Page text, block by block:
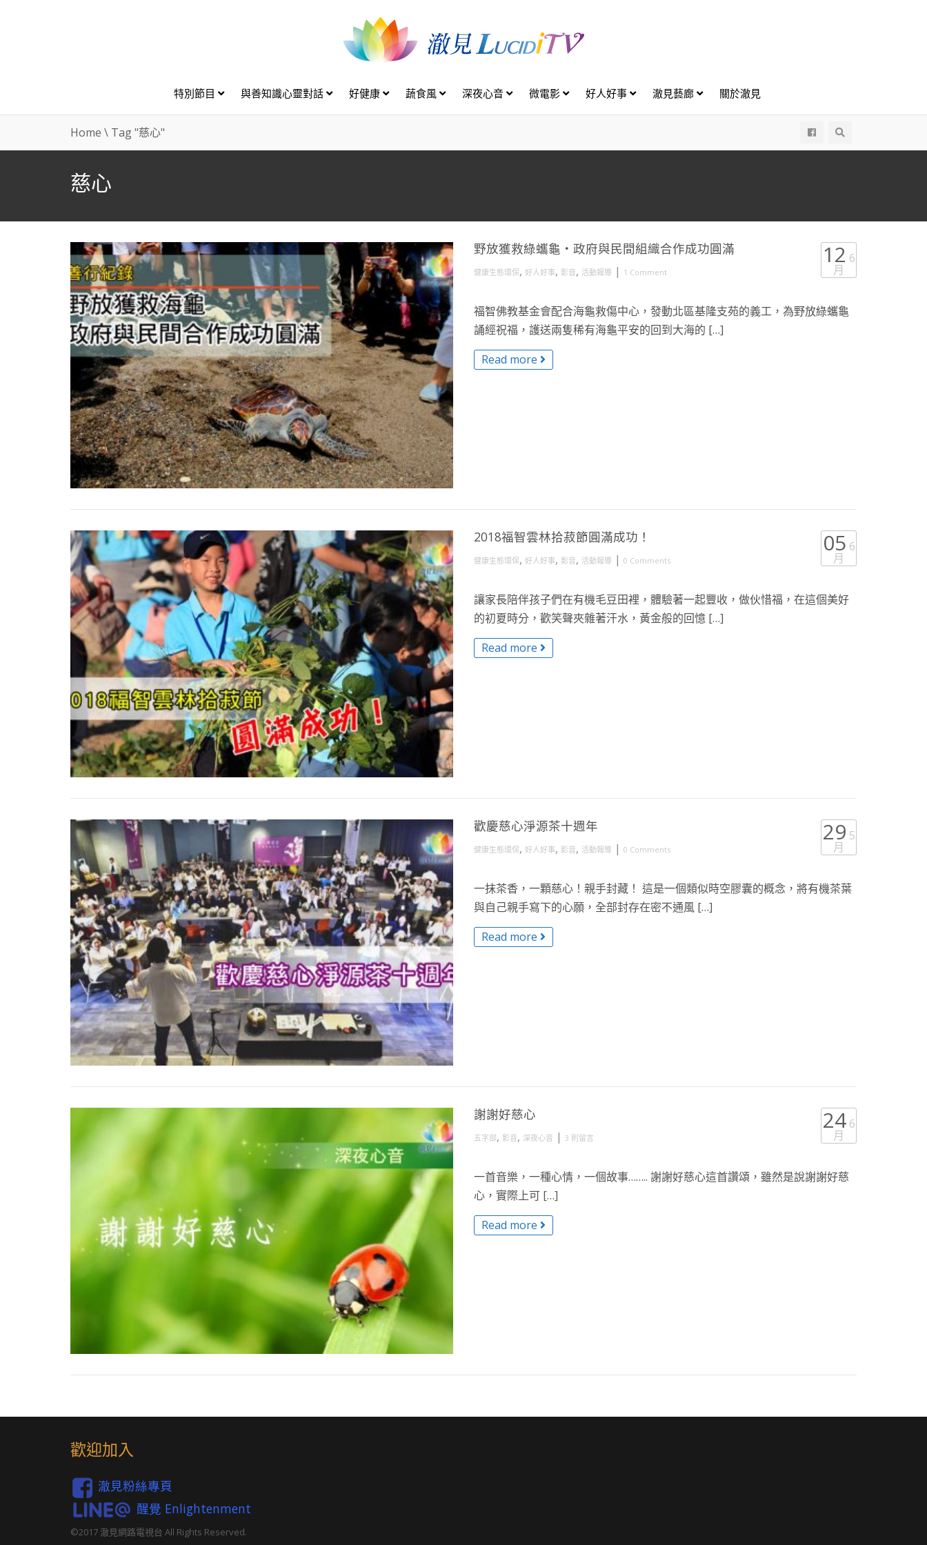
特別節目 與善知識心靈對話 好健康 蔬食風 深夜心音 微電影 好人好事 澈見藝廊 關於澈見
Home \ Tag "慈心"
慈心
野放獲救綠蠵龜・政府與民間組織合作成功圓滿
健康生態環保, 好人好事, 影音, 活動報導 | 1 Comment
12 6
月
福智佛教基金會配合海龜救傷中心，發動北區基隆支苑的義工，為野放綠蠵龜
誦經祝福，護送兩隻稀有海龜平安的回到大海的 […]
Read more
2018福智雲林拾菽節圓滿成功！
健康生態環保, 好人好事, 影音, 活動報導 | 0 Comments
05 6
月
讓家長陪伴孩子們在有機毛豆田裡，體驗著一起豐收，做伙惜福，在這個美好
的初夏時分，歡笑聲夾雜著汗水，黃金般的回憶 […]
Read more
歡慶慈心淨源茶十週年
健康生態環保, 好人好事, 影音, 活動報導 | 0 Comments
29 5
月
一抹茶香，一顆慈心！親手封藏！ 這是一個類似時空膠囊的概念，將有機茶葉
與自己親手寫下的心願，全部封存在密不通風 […]
Read more
謝謝好慈心
五字部, 影音, 深夜心音 | 3 則留言
24 6
月
一首音樂，一種心情，一個故事…….. 謝謝好慈心這首讚頌，雖然是說謝謝好慈
心，實際上可 […]
Read more
歡迎加入
澈見粉絲專頁
醒覺 Enlightenment
©2017 澈見網路電視台 All Rights Reserved.